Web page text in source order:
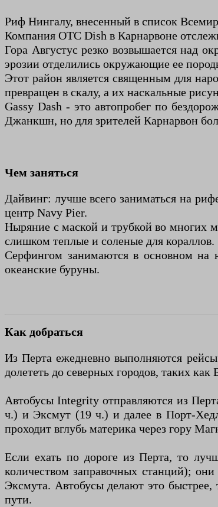
Риф Нингалу, внесенный в список
Компания OTC Dish в Карнарвоне
Гора Августус резко возвышается над
эрозии отделились окружающие ее
Этот район является священным для
превращен в скалу, а их наскальные
Gassy Dash - это автопробег по
Джанкшн, но для зрителей Карнарвон
Чем заняться
Дайвинг: лучше всего заниматься на
центр Navy Pier.
Ныряние с маской и трубкой во многих
слишком теплые и соленые для кораллов.
Серфингом занимаются в основном на
океанские буруны.
Как добраться
Из Перта ежедневно выполняются
долететь до северных городов, таких
Автобусы Integrity отправляются из
ч.) и Эксмут (19 ч.) и далее в Порт-
проходит вглубь материка через гору
Если ехать по дороге из Перта, то
количеством заправочных станций);
Эксмута. Автобусы делают это
пути.